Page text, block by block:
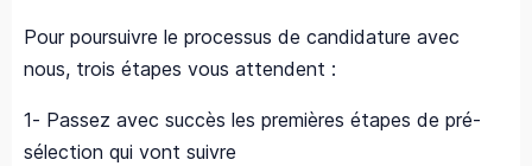
Pour poursuivre le processus de candidature avec
nous, trois étapes vous attendent :
1- Passez avec succès les premières étapes de pré-
sélection qui vont suivre